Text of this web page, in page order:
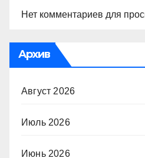
Нет комментариев для
Архив
Август 2026
Июль 2026
Июнь 2026